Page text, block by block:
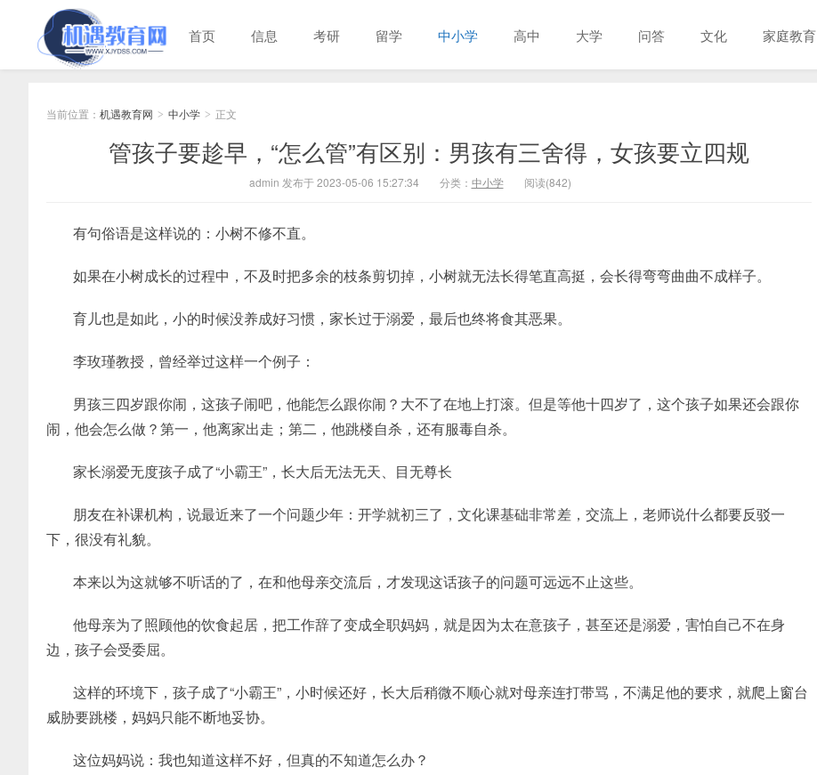
首页 信息 考研 留学 中小学 高中 大学 问答 文化 家庭教育
当前位置： 机遇教育网 > 中小学 > 正文
管孩子要趁早，“怎么管”有区别：男孩有三舍得，女孩要立四规
admin 发布于 2023-05-06 15:27:34 分类： 中小学 阅读(842)
有句俗语是这样说的：小树不修不直。
如果在小树成长的过程中，不及时把多余的枝条剪切掉，小树就无法长得笔直高挺，会长得弯弯曲曲不成样子。
育儿也是如此，小的时候没养成好习惯，家长过于溺爱，最后也终将食其恶果。
李玫瑾教授，曾经举过这样一个例子：
男孩三四岁跟你闹，这孩子闹吧，他能怎么跟你闹？大不了在地上打滚。但是等他十四岁了，这个孩子如果还会跟你
闹，他会怎么做？第一，他离家出走；第二，他跳楼自杀，还有服毒自杀。
家长溺爱无度孩子成了“小霸王”，长大后无法无天、目无尊长
朋友在补课机构，说最近来了一个问题少年：开学就初三了，文化课基础非常差，交流上，老师说什么都要反驳一
下，很没有礼貌。
本来以为这就够不听话的了，在和他母亲交流后，才发现这话孩子的问题可远远不止这些。
他母亲为了照顾他的饮食起居，把工作辞了变成全职妈妈，就是因为太在意孩子，甚至还是溺爱，害怕自己不在身
边，孩子会受委屈。
这样的环境下，孩子成了“小霸王”，小时候还好，长大后稍微不顺心就对母亲连打带骂，不满足他的要求，就爬上窗台
威胁要跳楼，妈妈只能不断地妥协。
这位妈妈说：我也知道这样不好，但真的不知道怎么办？